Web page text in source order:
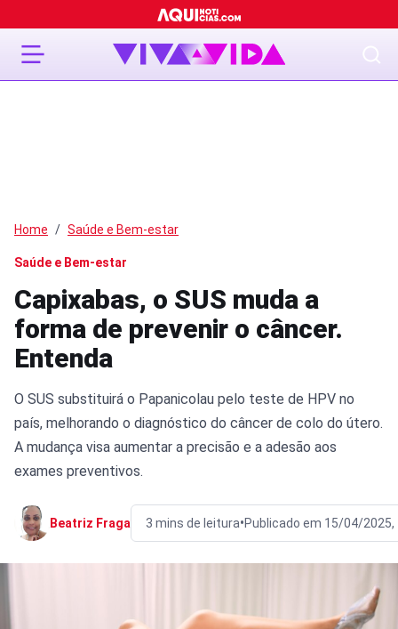
Home Saúde e Bem-estar
Saúde e Bem-estar
Capixabas, o SUS muda a
forma de prevenir o câncer.
Entenda
O SUS substituirá o Papanicolau pelo teste de HPV no
país, melhorando o diagnóstico do câncer de colo do útero.
A mudança visa aumentar a precisão e a adesão aos
exames preventivos.
Beatriz Fraga 3 mins de leitura•Publicado em 15/04/2025,